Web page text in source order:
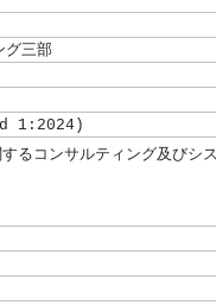
グ三部
1:2024)